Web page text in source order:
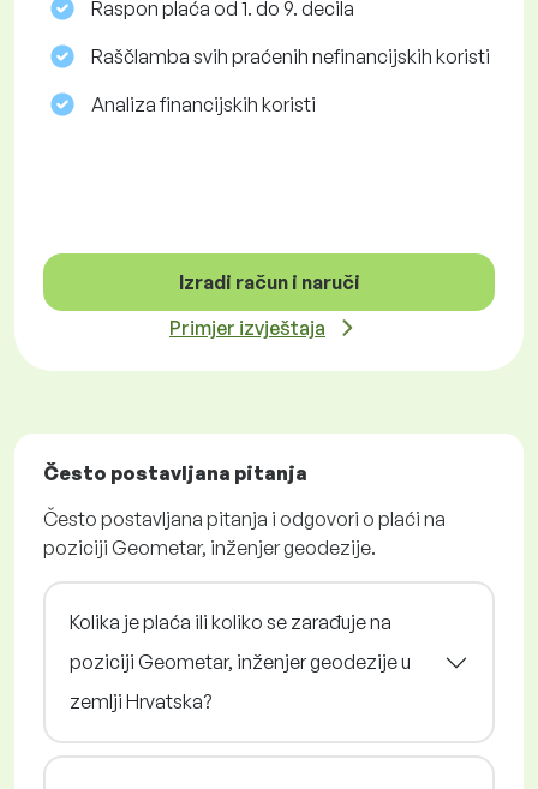
Raspon plaća od 1. do 9. decila
Raščlamba svih praćenih nefinancijskih koristi
Analiza financijskih koristi
Izradi račun i naruči
Primjer izvještaja
Često postavljana pitanja
Često postavljana pitanja i odgovori o plaći na
poziciji Geometar, inženjer geodezije.
Kolika je plaća ili koliko se zarađuje na
poziciji Geometar, inženjer geodezije u
zemlji Hrvatska?